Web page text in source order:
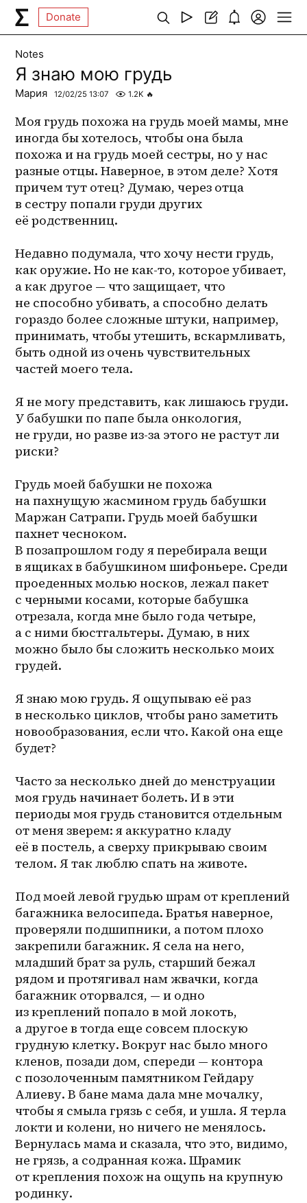
Donate
Notes
Я знаю мою грудь
Мария 12/02/25 13:07 1.2K 🔥
Моя грудь похожа на грудь моей мамы, мне
иногда бы хотелось, чтобы она была
похожа и на грудь моей сестры, но у нас
разные отцы. Наверное, в этом деле? Хотя
причем тут отец? Думаю, через отца
в сестру попали груди других
её родственниц.
Недавно подумала, что хочу нести грудь,
как оружие. Но не как-то, которое убивает,
а как другое — что защищает, что
не способно убивать, а способно делать
гораздо более сложные штуки, например,
принимать, чтобы утешить, вскармливать,
быть одной из очень чувствительных
частей моего тела.
Я не могу представить, как лишаюсь груди.
У бабушки по папе была онкология,
не груди, но разве из-за этого не растут ли
риски?
Грудь моей бабушки не похожа
на пахнущую жасмином грудь бабушки
Маржан Сатрапи. Грудь моей бабушки
пахнет чесноком.
В позапрошлом году я перебирала вещи
в ящиках в бабушкином шифоньере. Среди
проеденных молью носков, лежал пакет
с черными косами, которые бабушка
отрезала, когда мне было года четыре,
а с ними бюстгальтеры. Думаю, в них
можно было бы сложить несколько моих
грудей.
Я знаю мою грудь. Я ощупываю её раз
в несколько циклов, чтобы рано заметить
новообразования, если что. Какой она еще
будет?
Часто за несколько дней до менструации
моя грудь начинает болеть. И в эти
периоды моя грудь становится отдельным
от меня зверем: я аккуратно кладу
её в постель, а сверху прикрываю своим
телом. Я так люблю спать на животе.
Под моей левой грудью шрам от креплений
багажника велосипеда. Братья наверное,
проверяли подшипники, а потом плохо
закрепили багажник. Я села на него,
младший брат за руль, старший бежал
рядом и протягивал нам жвачки, когда
багажник оторвался, — и одно
из креплений попало в мой локоть,
а другое в тогда еще совсем плоскую
грудную клетку. Вокруг нас было много
кленов, позади дом, спереди — контора
с позолоченным памятником Гейдару
Алиеву. В бане мама дала мне мочалку,
чтобы я смыла грязь с себя, и ушла. Я терла
локти и колени, но ничего не менялось.
Вернулась мама и сказала, что это, видимо,
не грязь, а содранная кожа. Шрамик
от крепления похож на ощупь на крупную
родинку.